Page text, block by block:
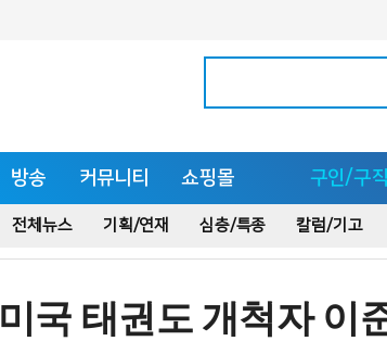
방송 커뮤니티 쇼핑몰 구인/구직
전체뉴스 기획/연재 심층/특종 칼럼/기고
미국 태권도 개척자 이